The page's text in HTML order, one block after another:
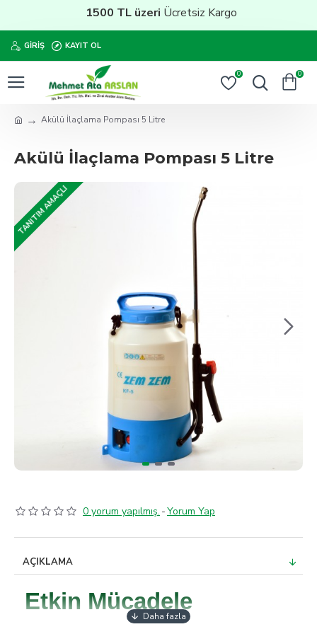
1500 TL üzeriÜcretsiz Kargo
GIRIŞ KAYIT OL
0 0
Akülü İlaçlama Pompası 5 Litre
Akülü İlaçlama Pompası 5 Litre
TANITIM AMAÇLI
0 yorum yapılmış. -Yorum Yap
AÇIKLAMA
Etkin Mücadele